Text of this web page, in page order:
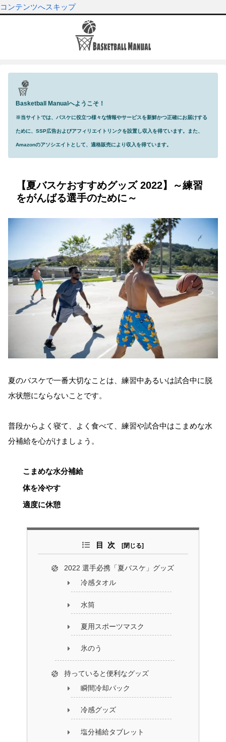
コンテンツへスキップ
Basketball Manualへようこそ！
※当サイトでは、バスケに役立つ様々な情報やサービスを新鮮かつ正確にお届けする
ために、SSP広告およびアフィリエイトリンクを設置し収入を得ています。また、
Amazonのアソシエイトとして、適格販売により収入を得ています。
【夏バスケおすすめグッズ 2022】～練習
をがんばる選手のために～
夏のバスケで一番大切なことは、練習中あるいは試合中に脱
水状態にならないことです。
普段からよく寝て、よく食べて、練習や試合中はこまめな水
分補給を心がけましょう。
こまめな水分補給
体を冷やす
適度に休憩
目次
2022 選手必携「夏バスケ」グッズ
冷感タオル
水筒
夏用スポーツマスク
氷のう
持っていると便利なグッズ
瞬間冷却パック
冷感グッズ
塩分補給タブレット